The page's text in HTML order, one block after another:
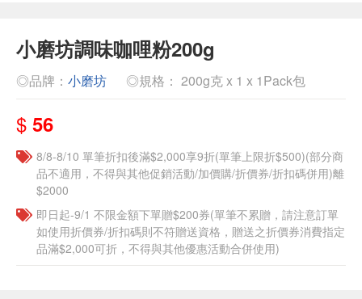
小磨坊調味咖哩粉200g
◎品牌： 小磨坊 ◎規格： 200g克 x 1 x 1Pack包
$ 56
8/8-8/10 單筆折扣後滿$2,000享9折(單筆上限折$500)(部分商
品不適用，不得與其他促銷活動/加價購/折價券/折扣碼併用)離
$2000
即日起-9/1 不限金額下單贈$200券(單筆不累贈，請注意訂單
如使用折價券/折扣碼則不符贈送資格，贈送之折價券消費指定
品滿$2,000可折，不得與其他優惠活動合併使用)